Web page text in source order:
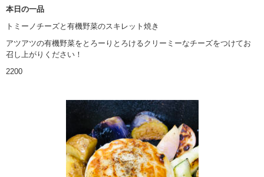
本日の一品
トミーノチーズと有機野菜のスキレット焼き
アツアツの有機野菜をとろーりとろけるクリーミーなチーズをつけてお
召し上がりください！
2200